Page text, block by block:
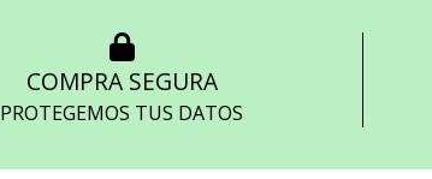
COMPRA SEGURA
PROTEGEMOS TUS DATOS